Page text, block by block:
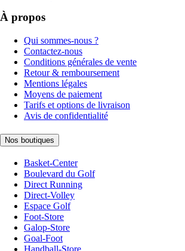
À propos
Qui sommes-nous ?
Contactez-nous
Conditions générales de vente
Retour & remboursement
Mentions légales
Moyens de paiement
Tarifs et options de livraison
Avis de confidentialité
Nos boutiques
Basket-Center
Boulevard du Golf
Direct Running
Direct-Volley
Espace Golf
Foot-Store
Galop-Store
Goal-Foot
Handball-Store